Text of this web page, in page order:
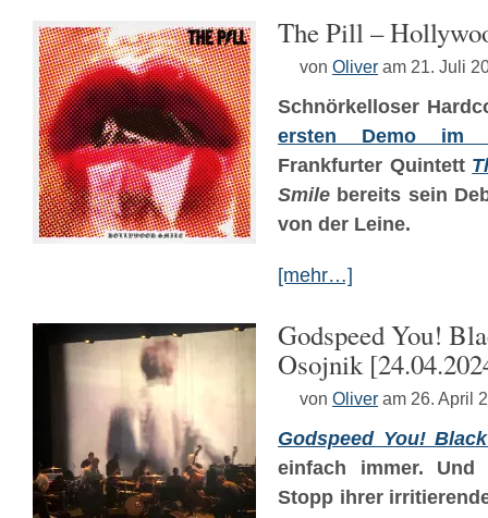
The Pill –
von Oliver am 21. Juli
Schnörkelloser
ersten Demo im
Frankfurter Quintett
Smile bereits sein
von der Leine.
[mehr…]
Godspeed You!
Osojnik
von Oliver am 26. April
Godspeed You!
einfach immer. Und
Stopp ihrer